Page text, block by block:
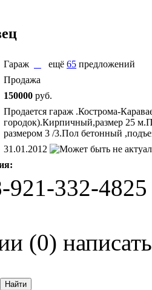
Гараж ещё 65 предложений
Продажа
150000 руб.
Продается гараж .Кострома-
городок).Кирпичный,размер 25
размером 3 /3.Пол бетонный
31.01.2012
921-332-4825
(0) написать